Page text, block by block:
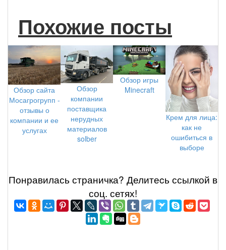
Похожие посты
Обзор сайта
Мосагрогрупп -
отзывы о
компании и ее
услугах
Обзор
компании
поставщика
нерудных
материалов
solber
Обзор игры
Minecraft
Крем для лица:
как не
ошибиться в
выборе
Понравилась страничка? Делитеcь ссылкой в
соц. сетях!